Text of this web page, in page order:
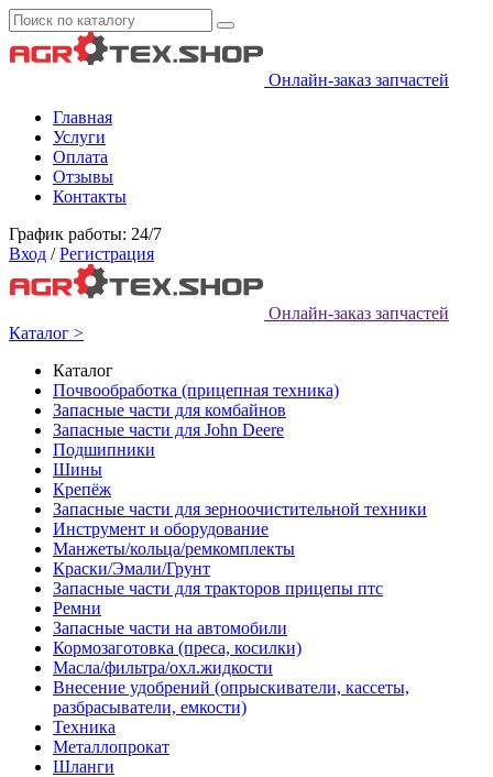
Онлайн-заказ запчастей
Главная
Услуги
Оплата
Отзывы
Контакты
График работы: 24/7
Вход / Регистрация
Онлайн-заказ запчастей
Каталог >
Каталог
Почвообработка (прицепная техника)
Запасные части для комбайнов
Запасные части для John Deere
Подшипники
Шины
Крепёж
Запасные части для зерноочистительной техники
Инструмент и оборудование
Манжеты/кольца/ремкомплекты
Краски/Эмали/Грунт
Запасные части для тракторов прицепы птс
Ремни
Запасные части на автомобили
Кормозаготовка (преса, косилки)
Масла/фильтра/охл.жидкости
Внесение удобрений (опрыскиватели, кассеты,
разбрасыватели, емкости)
Техника
Металлопрокат
Шланги